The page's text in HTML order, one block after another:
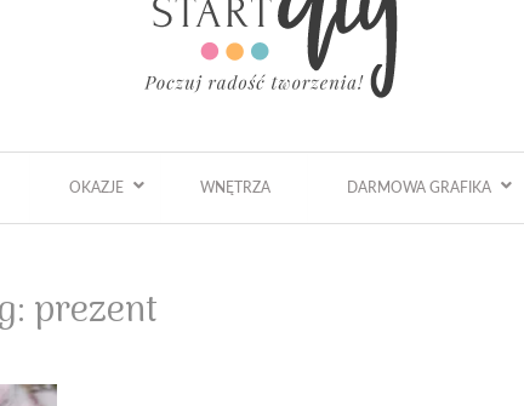
OKAZJE WNĘTRZA DARMOWA GRAFIKA
prezent